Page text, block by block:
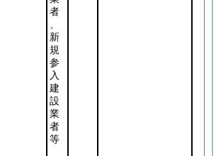
者
新
規
参
入
建
設
業
者
等